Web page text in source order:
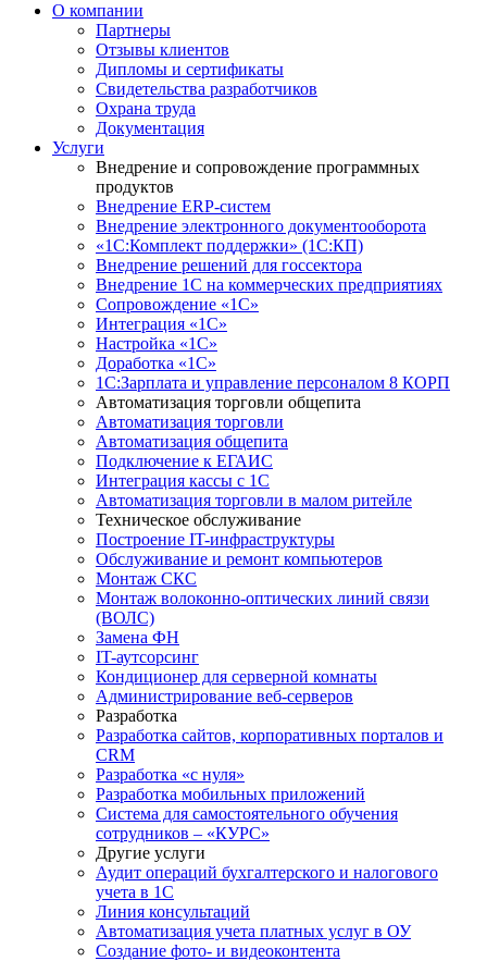
О компании
Партнеры
Отзывы клиентов
Дипломы и сертификаты
Свидетельства разработчиков
Охрана труда
Документация
Услуги
Внедрение и сопровождение программных
продуктов
Внедрение ERP-систем
Внедрение электронного документооборота
«1С:Комплект поддержки» (1С:КП)
Внедрение решений для госсектора
Внедрение 1С на коммерческих предприятиях
Сопровождение «1С»
Интеграция «1С»
Настройка «1С»
Доработка «1С»
1С:Зарплата и управление персоналом 8 КОРП
Автоматизация торговли общепита
Автоматизация торговли
Автоматизация общепита
Подключение к ЕГАИС
Интеграция кассы с 1С
Автоматизация торговли в малом ритейле
Техническое обслуживание
Построение IT-инфраструктуры
Обслуживание и ремонт компьютеров
Монтаж СКС
Монтаж волоконно-оптических линий связи
(ВОЛС)
Замена ФН
IT-аутсорсинг
Кондиционер для серверной комнаты
Администрирование веб-серверов
Разработка
Разработка сайтов, корпоративных порталов и
CRM
Разработка «с нуля»
Разработка мобильных приложений
Система для самостоятельного обучения
сотрудников – «КУРС»
Другие услуги
Аудит операций бухгалтерского и налогового
учета в 1С
Линия консультаций
Автоматизация учета платных услуг в ОУ
Создание фото- и видеоконтента